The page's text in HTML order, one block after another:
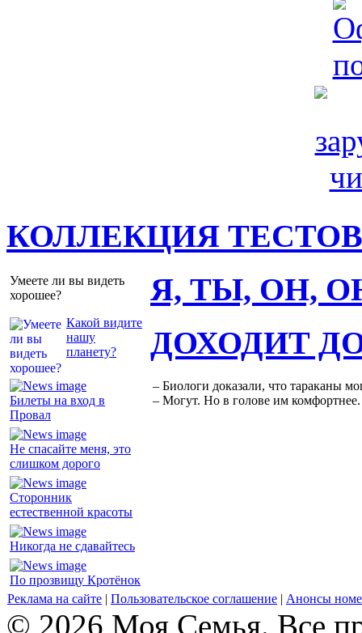
КОЛЛЕКЦИЯ ТЕСТОВ
Умеете ли вы видеть
хорошее?
Какой видите
нашу
планету?
Я, ТЫ, ОН,
Билеты на вход в
Провал
Не спасайте меня, это
слишком дорого
Сторонник
естественной красоты
Никогда не сдавайтесь
По прозвищу Кротёнок
ДОХОДИТ
– Биологи доказали, что тараканы
– Могут. Но в голове им комфортнее.
Реклама на сайте | Пользовательское соглашение | Анонсы
© 2026 Моя Семья. Все